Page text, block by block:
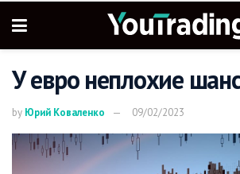
У евро неплохие
by Юрий Коваленко 09/02/2023